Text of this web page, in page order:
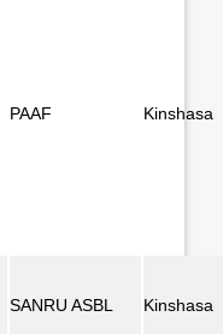
PAAF Kinshasa
SANRU ASBL Kinshasa